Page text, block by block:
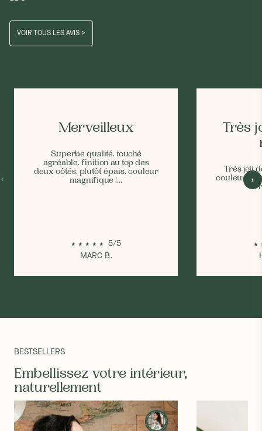
VOIR TOUS LES AVIS >
Merveilleux
Superbe qualité. touché
agréable. finition au top des
deux côtés. plutôt épais. couleur
magnifique !...
5/5
MARC B.
Très
Très joli
couleurs
BESTSELLERS
Embellissez votre intérieur,
naturellement